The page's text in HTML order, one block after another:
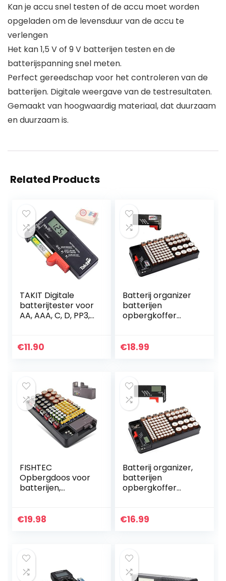
Kan je accu snel testen of de accu moet worden
opgeladen om de levensduur van de accu te
verlengen
Het kan 1,5 V of 9 V batterijen testen en de
batterijspanning snel meten.
Perfect gereedschap voor het controleren van de
batterijen. Digitale weergave van de testresultaten.
Gemaakt van hoogwaardig materiaal, dat duurzaam
en duurzaam is.
Related Products
TAKIT Digitale
batterijtester voor
AA, AAA, C, D, PP3,
n – 5 jaar garantie
€11.90
Batterij organizer
batterijen
opbergkoffer
verschillende
€18.99
FISHTEC
Opbergdoos voor
batterijen,
batterijen: AA, AAA,
€19.98
Batterij organizer,
batterijen
opbergkoffer
verschillende
€16.99